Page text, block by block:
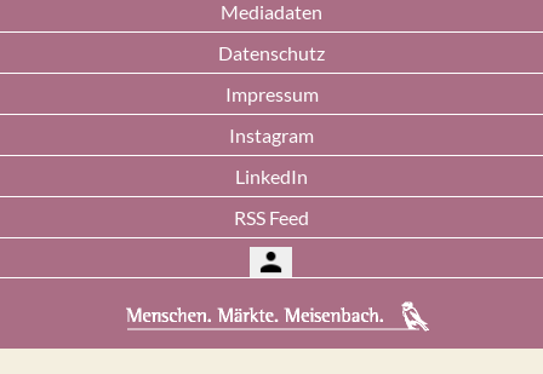
Mediadaten
Datenschutz
Impressum
Instagram
LinkedIn
RSS Feed